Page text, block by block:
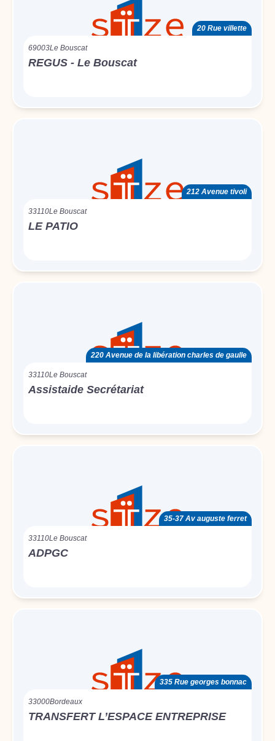
20 Rue villette
69003Le Bouscat
REGUS - Le Bouscat
212 Avenue tivoli
33110Le Bouscat
LE PATIO
220 Avenue de la libération charles de gaulle
33110Le Bouscat
Assistaide Secrétariat
35-37 Av auguste ferret
33110Le Bouscat
ADPGC
335 Rue georges bonnac
33000Bordeaux
TRANSFERT L’ESPACE ENTREPRISE